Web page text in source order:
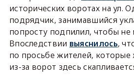
исторических воротах на ул.
подрядчик, занимавшийся
попросту подпилил, чтобы не
Впоследствии выяснилось,
по просьбе жителей, которые
из-за ворот здесь